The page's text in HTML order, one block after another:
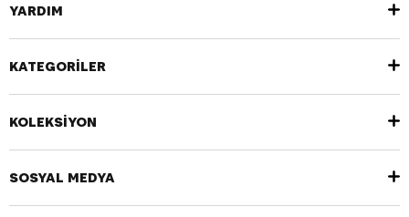
YARDIM
KATEGORİLER
KOLEKSİYON
SOSYAL MEDYA